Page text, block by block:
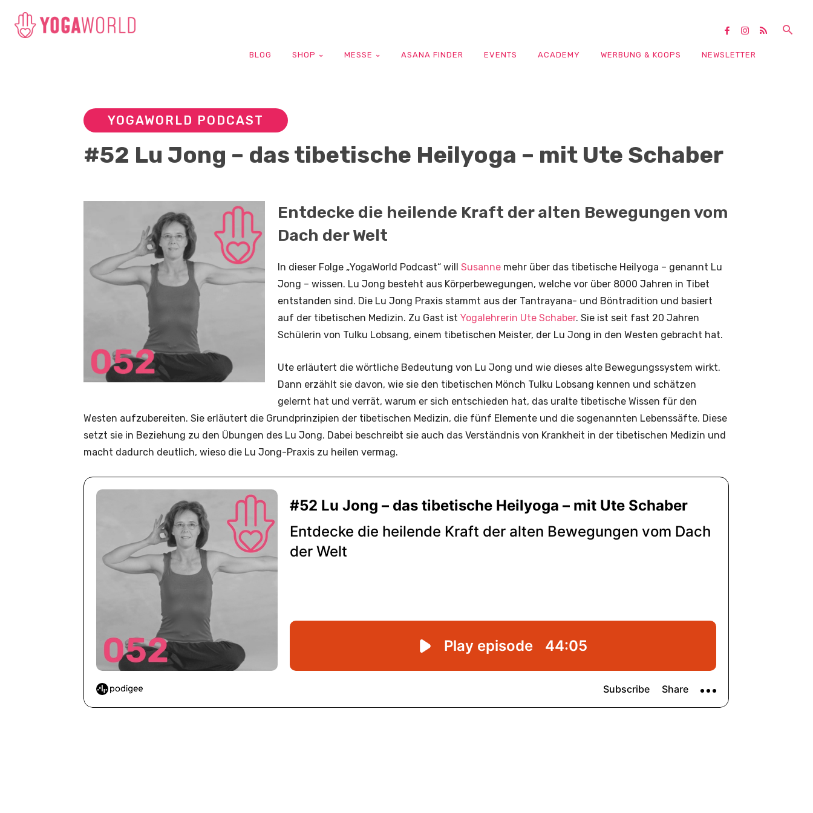
BLOG SHOP MESSE ASANA FINDER EVENTS ACADEMY WERBUNG & KOOPS NEWSLETTER
YOGAWORLD PODCAST
#52 Lu Jong – das tibetische Heilyoga – mit Ute Schaber
Entdecke die heilende Kraft der alten Bewegungen vom
Dach der Welt
In dieser Folge „YogaWorld Podcast“ will Susanne mehr über das tibetische Heilyoga – genannt Lu
Jong – wissen. Lu Jong besteht aus Körperbewegungen, welche vor über 8000 Jahren in Tibet
entstanden sind. Die Lu Jong Praxis stammt aus der Tantrayana- und Böntradition und basiert
auf der tibetischen Medizin. Zu Gast ist Yogalehrerin Ute Schaber. Sie ist seit fast 20 Jahren
Schülerin von Tulku Lobsang, einem tibetischen Meister, der Lu Jong in den Westen gebracht hat.
Ute erläutert die wörtliche Bedeutung von Lu Jong und wie dieses alte Bewegungssystem wirkt.
Dann erzählt sie davon, wie sie den tibetischen Mönch Tulku Lobsang kennen und schätzen
gelernt hat und verrät, warum er sich entschieden hat, das uralte tibetische Wissen für den
Westen aufzubereiten. Sie erläutert die Grundprinzipien der tibetischen Medizin, die fünf Elemente und die sogenannten Lebenssäfte. Diese
setzt sie in Beziehung zu den Übungen des Lu Jong. Dabei beschreibt sie auch das Verständnis von Krankheit in der tibetischen Medizin und
macht dadurch deutlich, wieso die Lu Jong-Praxis zu heilen vermag.